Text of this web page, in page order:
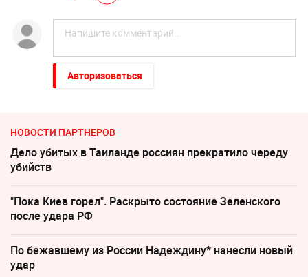
Авторизоваться
НОВОСТИ ПАРТНЕРОВ
Дело убитых в Таиланде россиян прекратило череду
убийств
"Пока Киев горел". Раскрыто состояние Зеленского
после удара РФ
По бежавшему из России Надеждину* нанесли новый
удар